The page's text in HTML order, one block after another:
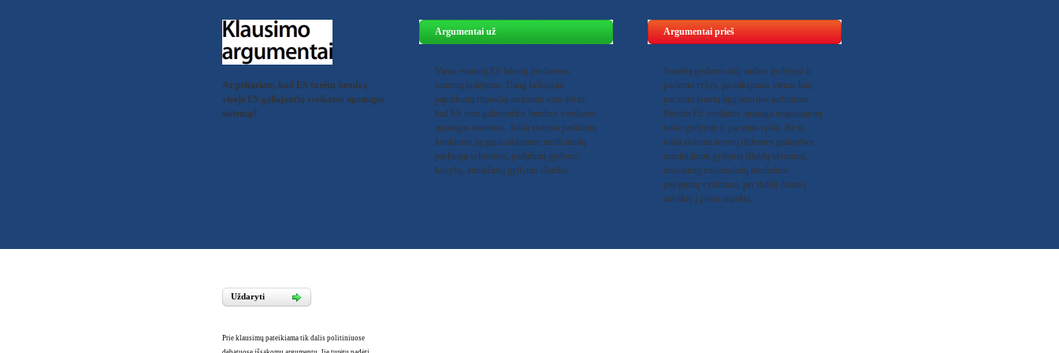
Uždaryti
Ar pritariate, kad ES turėtų bendrą
visoje ES galiojančią sveikatos apsaugos
sistemą?
Argumentai už
Viena esminių ES laisvių yra laisvas
asmenų judėjimas. Daug keliaujant
papildomų rūpesčių atsiranda vien dėl to,
kad ES nėra galiojančios bendros sveikatos
apsaugos sistemos. Tokia sistema padidintų
konkurenciją gana uždarame medicininių
paslaugų sektoriuje, padidintų gydymo
kokybę, sumažintų gydymo išlaidas.
Argumentai prieš
Svarbią gydymo dalį sudaro gydytojo ir
paciento ryšys, pasitikėjimas vienas kitu,
paciento įvairių ligų istorijos pažinimas.
Bendra ES sveikatos apsauga neapsaugotų
tokio gydytojo ir paciento ryšio. Be to,
tokia sistema atvertų didesnes galimybes
manipuliuoti gydymų išlaidų skirtumu,
neskatintų nacionalinių medicinos
pajėgumų vystimosi, per didelį dėmesį
sutelktų į pelno aspektą.
Prie klausimų pateikiama tik dalis politiniuose